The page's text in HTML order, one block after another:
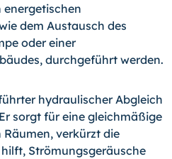
dem Austausch des
oder einer
durchgeführt werden.
hydraulischer Abgleich
sorgt für eine gleichmäßige
verkürzt die
Strömungsgeräusche